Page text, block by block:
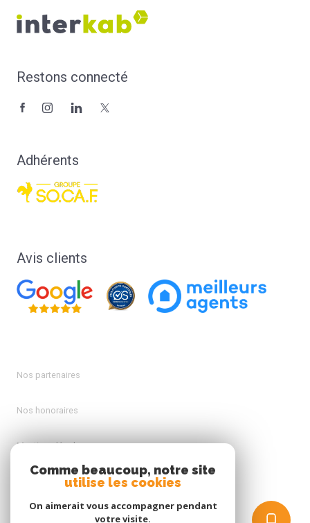
Restons connecté
Adhérents
Avis clients
Nos partenaires
Nos honoraires
Mentions légales
Comme beaucoup, notre site
utilise les cookies
On aimerait vous accompagner pendant
votre visite.